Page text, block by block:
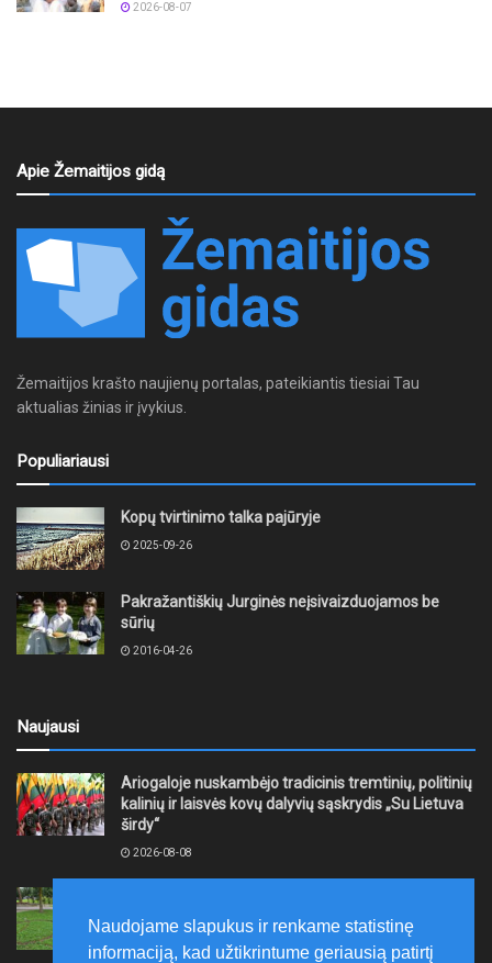
2026-08-07
Apie Žemaitijos gidą
Žemaitijos krašto naujienų portalas, pateikiantis tiesiai Tau
aktualias žinias ir įvykius.
Populiariausi
Kopų tvirtinimo talka pajūryje
2025-09-26
Pakražantiškių Jurginės neįsivaizduojamos be
sūrių
2016-04-26
Naujausi
Ariogaloje nuskambėjo tradicinis tremtinių, politinių
kalinių ir laisvės kovų dalyvių sąskrydis „Su Lietuva
širdy“
2026-08-08
laikytis Kelių eismo taisyklių, tausoti aplinką
2026-08-08
Naudojame slapukus ir renkame statistinę
informaciją, kad užtikrintume geriausią patirtį